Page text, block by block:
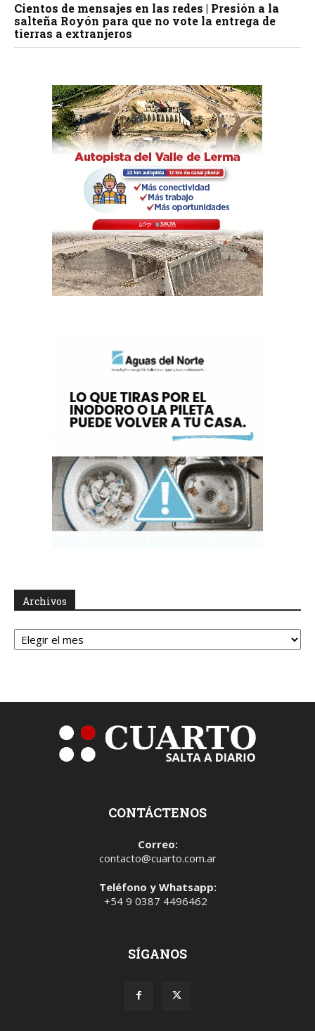
Cientos de mensajes en las redes | Presión a la
salteña Royón para que no vote la entrega de
tierras a extranjeros
Archivos
Archivos
CONTÁCTENOS
Correo:
contacto@cuarto.com.ar
Teléfono y Whatsapp:
+54 9 0387 4496462
SÍGANOS